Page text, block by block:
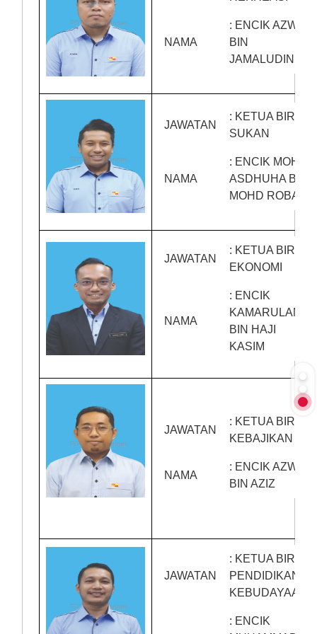
NAMA
: ENCIK AZWAN
BIN
JAMALUDIN
JAWATAN
: KETUA BIRO
SUKAN
NAMA
: ENCIK MOHD
ASDHUHA BIN
MOHD ROBAEI
JAWATAN
: KETUA BIRO
EKONOMI
NAMA
: ENCIK
KAMARULAMIR
BIN HAJI
KASIM
JAWATAN
: KETUA BIRO
KEBAJIKAN
NAMA
: ENCIK AZWAN
BIN AZIZ
JAWATAN
: KETUA BIRO
PENDIDIKAN &
KEBUDAYAAN
: ENCIK